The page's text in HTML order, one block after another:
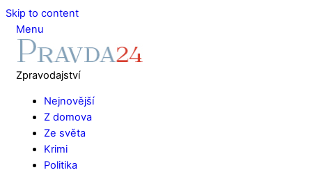
Skip to content
Menu
Zpravodajství
Nejnovější
Z domova
Ze světa
Krimi
Politika